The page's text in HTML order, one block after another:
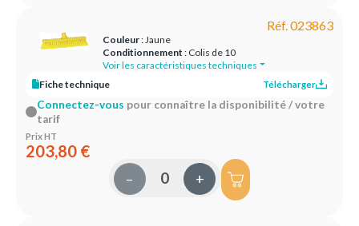
Réf. 023863
Couleur: Jaune
Conditionnement : Colis de 10
Voir les caractéristiques techniques
Fiche technique
Télécharger
Connectez-vous pour connaître la disponibilité / votre
tarif
Prix HT
203,80 €
– +